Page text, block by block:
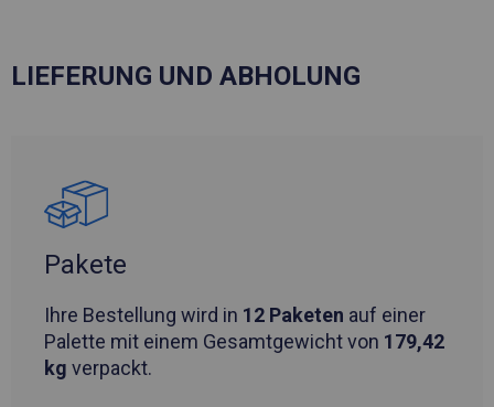
LIEFERUNG UND ABHOLUNG
Pakete
Ihre Bestellung wird in 12 Paketen auf einer
Palette mit einem Gesamtgewicht von 179,42
kg verpackt.